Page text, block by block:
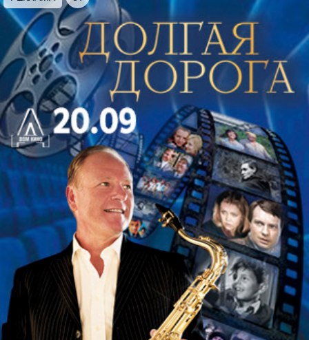
Чарли-зубочистка — Борислав Гультиков
Поляков, Бонапарт — Константин Китанин
Красотка Сью — Наталья Индейкина — лауреат
высшей театральной премии СПБ «Золотой
софит»
Балет
Искрометная комедия положений по сценарию И.
Даймонда вот уже почти 70 лет не сходит с
экранов всего мира!
Эта захватывающая история о приключениях двух
музыкантов - Джо и Джерри, вынужденных
скрываться в женском обличии, пристроившись на
работу в гастролирующий дамский джазовый
оркестр. Они выдают себя за Джозефину и Дафну,
бывших студенток шебойгенской консерватории,
скрываясь от преследующих их гангстеров;
действие разворачивается в США во времена
сухого закона.